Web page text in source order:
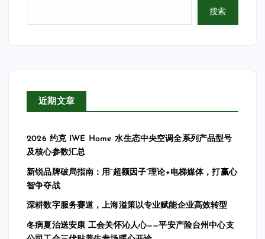
搜索
近期文章
2026 约克 IWE Home 水生态中央空调全系列产品型号
及核心参数汇总
新锐品牌破局指南：用“超额因子”理论+电梯媒体，打赢心
智争夺战
深耕数字服务赛道，上海溢策以专业赋能企业高效转型
冬病夏治送安康 工会关怀沁人心——平安产险台州中心支